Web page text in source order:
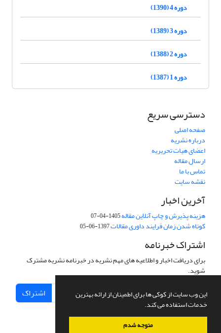
این وب سایت از کوکی ها برای اطمینان از ارائه بهترین
خدمات استفاده می کند.
متوجه شدم
دوره 4 (1390)
دوره 3 (1389)
دوره 2 (1388)
دوره 1 (1387)
دسترسی سریع
صفحه اصلی
درباره نشریه
اعضای هیات تحریریه
ارسال مقاله
تماس با ما
نقشه سایت
آخرین اخبار
هزینه پذیرش و چاپ آنلاین مقاله1405-04-07
کوتاه شدن زمان فرایند داوری مقالات1397-06-05
اشتراک خبرنامه
برای دریافت اخبار و اطلاعیه های مهم نشریه در خبرنامه نشریه مشترک
شوید.
اشتراک